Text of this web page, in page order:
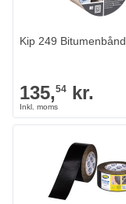
Kip 249 Bitumenbånd
135,54 kr.